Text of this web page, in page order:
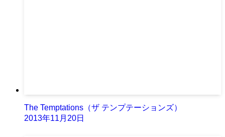
The Temptations（ザ テンプテーションズ）
2013年11月20日